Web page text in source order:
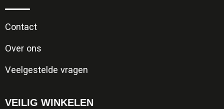
Contact
Over ons
Veelgestelde vragen
VEILIG WINKELEN